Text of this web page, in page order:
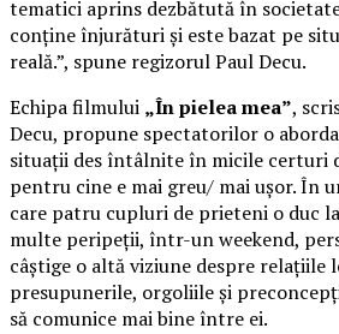
tematici aprins dezbătută în
conține înjurături și este bazat pe
reală.”, spune regizorul Paul Decu.
Echipa filmului „În pielea mea”,
Decu, propune spectatorilor o
situații des întâlnite în micile certuri
pentru cine e mai greu/ mai ușor. În
care patru cupluri de prieteni o duc
multe peripeții, într-un weekend,
câștige o altă viziune despre relațiile
presupunerile, orgoliile și
să comunice mai bine între ei.